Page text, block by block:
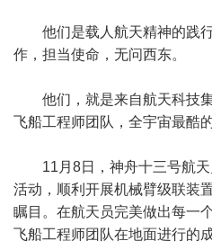
他们是载人航天精神的践
作，担当使命，无问西东。
他们，就是来自航天科技
飞船工程师团队，全宇宙最酷的
11月8日，神舟十三号航
活动，顺利开展机械臂级联装
瞩目。在航天员完美做出每一
飞船工程师团队在地面进行的